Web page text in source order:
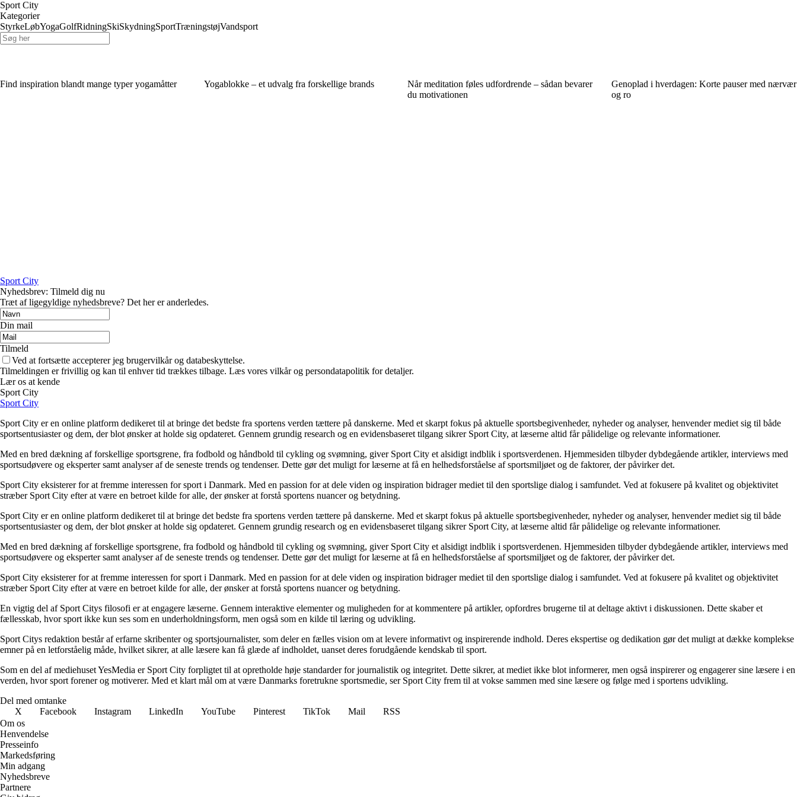
Sport City
Kategorier
StyrkeLøbYogaGolfRidningSkiSkydningSportTræningstøjVandsport
Find inspiration blandt mange typer yogamåtter Yogablokke – et udvalg fra forskellige brands
Når meditation føles udfordrende – sådan bevarer
du motivationen
Genoplad i hverdagen: Korte pauser med nærvær
og ro
Sport City
Nyhedsbrev: Tilmeld dig nu
Træt af ligegyldige nyhedsbreve? Det her er anderledes.
Din mail
Tilmeld
Ved at fortsætte accepterer jeg brugervilkår og databeskyttelse.
Tilmeldingen er frivillig og kan til enhver tid trækkes tilbage. Læs vores vilkår og persondatapolitik for detaljer.
Lær os at kende
Sport City
Sport City
Sport City er en online platform dedikeret til at bringe det bedste fra sportens verden tættere på danskerne. Med et skarpt fokus på aktuelle sportsbegivenheder, nyheder og analyser, henvender mediet sig til både
sportsentusiaster og dem, der blot ønsker at holde sig opdateret. Gennem grundig research og en evidensbaseret tilgang sikrer Sport City, at læserne altid får pålidelige og relevante informationer.
Med en bred dækning af forskellige sportsgrene, fra fodbold og håndbold til cykling og svømning, giver Sport City et alsidigt indblik i sportsverdenen. Hjemmesiden tilbyder dybdegående artikler, interviews med
sportsudøvere og eksperter samt analyser af de seneste trends og tendenser. Dette gør det muligt for læserne at få en helhedsforståelse af sportsmiljøet og de faktorer, der påvirker det.
Sport City eksisterer for at fremme interessen for sport i Danmark. Med en passion for at dele viden og inspiration bidrager mediet til den sportslige dialog i samfundet. Ved at fokusere på kvalitet og objektivitet
stræber Sport City efter at være en betroet kilde for alle, der ønsker at forstå sportens nuancer og betydning.
Sport City er en online platform dedikeret til at bringe det bedste fra sportens verden tættere på danskerne. Med et skarpt fokus på aktuelle sportsbegivenheder, nyheder og analyser, henvender mediet sig til både
sportsentusiaster og dem, der blot ønsker at holde sig opdateret. Gennem grundig research og en evidensbaseret tilgang sikrer Sport City, at læserne altid får pålidelige og relevante informationer.
Med en bred dækning af forskellige sportsgrene, fra fodbold og håndbold til cykling og svømning, giver Sport City et alsidigt indblik i sportsverdenen. Hjemmesiden tilbyder dybdegående artikler, interviews med
sportsudøvere og eksperter samt analyser af de seneste trends og tendenser. Dette gør det muligt for læserne at få en helhedsforståelse af sportsmiljøet og de faktorer, der påvirker det.
Sport City eksisterer for at fremme interessen for sport i Danmark. Med en passion for at dele viden og inspiration bidrager mediet til den sportslige dialog i samfundet. Ved at fokusere på kvalitet og objektivitet
stræber Sport City efter at være en betroet kilde for alle, der ønsker at forstå sportens nuancer og betydning.
En vigtig del af Sport Citys filosofi er at engagere læserne. Gennem interaktive elementer og muligheden for at kommentere på artikler, opfordres brugerne til at deltage aktivt i diskussionen. Dette skaber et
fællesskab, hvor sport ikke kun ses som en underholdningsform, men også som en kilde til læring og udvikling.
Sport Citys redaktion består af erfarne skribenter og sportsjournalister, som deler en fælles vision om at levere informativt og inspirerende indhold. Deres ekspertise og dedikation gør det muligt at dække komplekse
emner på en letforståelig måde, hvilket sikrer, at alle læsere kan få glæde af indholdet, uanset deres forudgående kendskab til sport.
Som en del af mediehuset YesMedia er Sport City forpligtet til at opretholde høje standarder for journalistik og integritet. Dette sikrer, at mediet ikke blot informerer, men også inspirerer og engagerer sine læsere i en
verden, hvor sport forener og motiverer. Med et klart mål om at være Danmarks foretrukne sportsmedie, ser Sport City frem til at vokse sammen med sine læsere og følge med i sportens udvikling.
Del med omtanke
X
Facebook Instagram LinkedIn YouTube Pinterest TikTok Mail
RSS
Om os
Henvendelse
Presseinfo
Markedsføring
Min adgang
Nyhedsbreve
Partnere